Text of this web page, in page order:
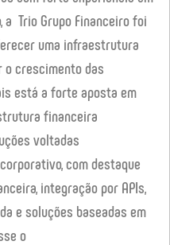
Trio Grupo Financeiro foi
uma infraestrutura
o crescimento das
está a forte aposta em
financeira
voltadas
com destaque
integração por APIs,
e soluções baseadas em
o